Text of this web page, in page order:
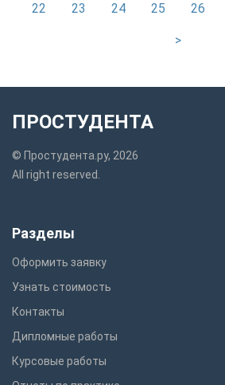
22 23 24 25 26
>
ПРОСТУДЕНТА
© Простудента.ру, 2026
All right reserved.
Разделы
Оформить заявку
Узнать стоимость
Контакты
Дипломные работы
Курсовые работы